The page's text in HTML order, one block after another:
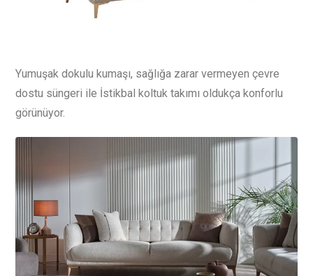
Yumuşak dokulu kumaşı, sağlığa zarar vermeyen çevre
dostu süngeri ile İstikbal koltuk takımı oldukça konforlu
görünüyor.